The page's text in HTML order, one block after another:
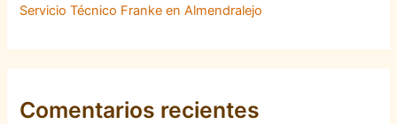
Servicio Técnico Franke en Almendralejo
Comentarios recientes